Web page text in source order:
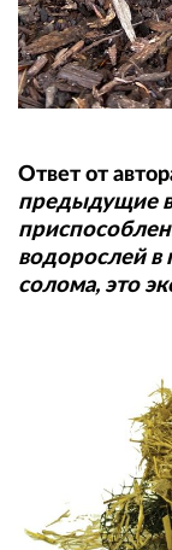
Ответ от
предыдущие
водорослей в
солома, это